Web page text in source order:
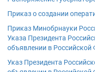
Приказ о создании
Приказ Минобрнауки
Указа Президента
объявлении в Российской
Указ Президента